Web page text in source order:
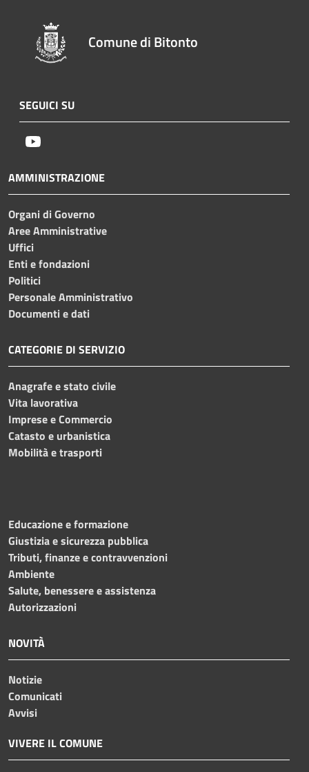
Comune di Bitonto
SEGUICI SU
AMMINISTRAZIONE
Organi di Governo
Aree Amministrative
Uffici
Enti e fondazioni
Politici
Personale Amministrativo
Documenti e dati
CATEGORIE DI SERVIZIO
Anagrafe e stato civile
Vita lavorativa
Imprese e Commercio
Catasto e urbanistica
Mobilità e trasporti
Educazione e formazione
Giustizia e sicurezza pubblica
Tributi, finanze e contravvenzioni
Ambiente
Salute, benessere e assistenza
Autorizzazioni
NOVITÀ
Notizie
Comunicati
Avvisi
VIVERE IL COMUNE